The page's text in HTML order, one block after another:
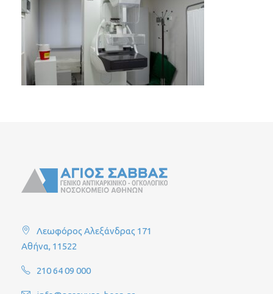
Λεωφόρος Αλεξάνδρας 171
Αθήνα, 11522
210 64 09 000